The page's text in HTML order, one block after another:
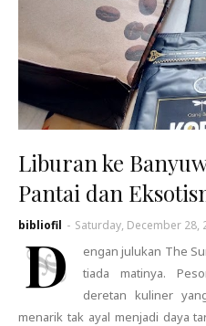
Liburan ke
Pantai dan
bibliofil - Saturday, December 28,
D
engan julukan The
tiada matinya.
deretan kuliner
menarik tak ayal menjadi daya